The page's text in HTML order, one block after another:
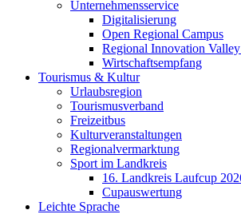
Unternehmensservice
Digitalisierung
Open Regional Campus
Regional Innovation
Wirtschaftsempfang
Tourismus & Kultur
Urlaubsregion
Tourismusverband
Freizeitbus
Kulturveranstaltungen
Regionalvermarktung
Sport im Landkreis
16. Landkreis Laufcup
Cupauswertung
Leichte Sprache